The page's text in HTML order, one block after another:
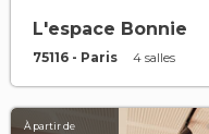
L'espace Bonnie
75116 - Paris 4 salles
À partir de